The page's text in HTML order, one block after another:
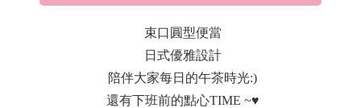
束口圓型便當
日式優雅設計
陪伴大家每日的午茶時光:)
還有下班前的點心TIME ~♥